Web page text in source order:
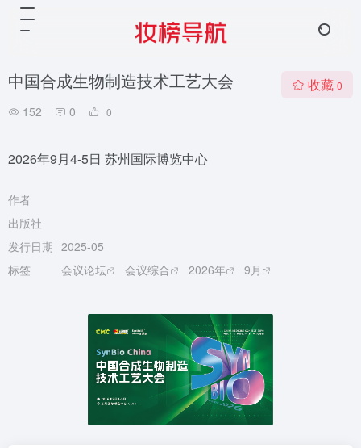
中国合成生物制造技术工艺大会
152 0 0
收藏 0
2026年9月4-5日 苏州国际博览中心
作者
出版社
发行日期 2025-05
标签
会议论坛 会议综合 2026年 9月